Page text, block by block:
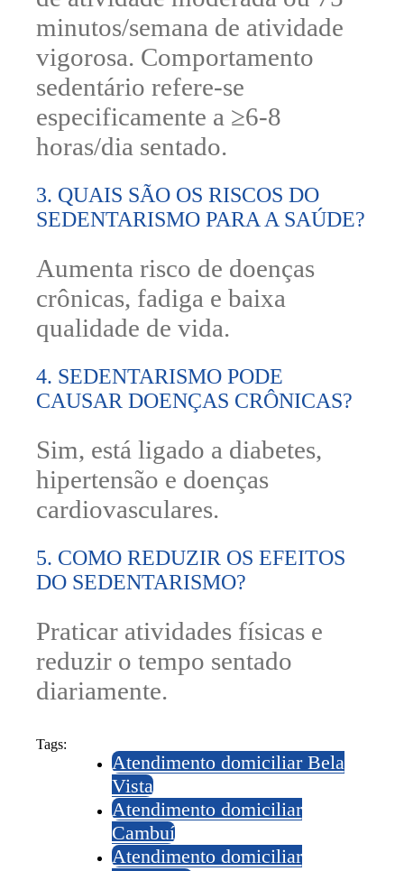
minutos/semana de atividade
vigorosa. Comportamento
sedentário refere-se
especificamente a ≥6-8
horas/dia sentado.
3. QUAIS SÃO OS RISCOS DO
SEDENTARISMO PARA A SAÚDE?
Aumenta risco de doenças
crônicas, fadiga e baixa
qualidade de vida.
4. SEDENTARISMO PODE
CAUSAR DOENÇAS CRÔNICAS?
Sim, está ligado a diabetes,
hipertensão e doenças
cardiovasculares.
5. COMO REDUZIR OS EFEITOS
DO SEDENTARISMO?
Praticar atividades físicas e
reduzir o tempo sentado
diariamente.
Tags:
Atendimento domiciliar Bela
Vista
Atendimento domiciliar
Cambuí
Atendimento domiciliar